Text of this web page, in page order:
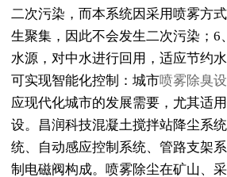
二次污染，而本系统因采用喷雾方
生聚集，因此不会发生二次污染；6
水源，对中水进行回用，适应节约水
可实现智能化控制：城市喷雾除臭
应现代化城市的发展需要，尤其适
设。昌润科技混凝土搅拌站降尘系
统、自动感应控制系统、管路支架
制电磁阀构成。喷雾除尘在矿山、